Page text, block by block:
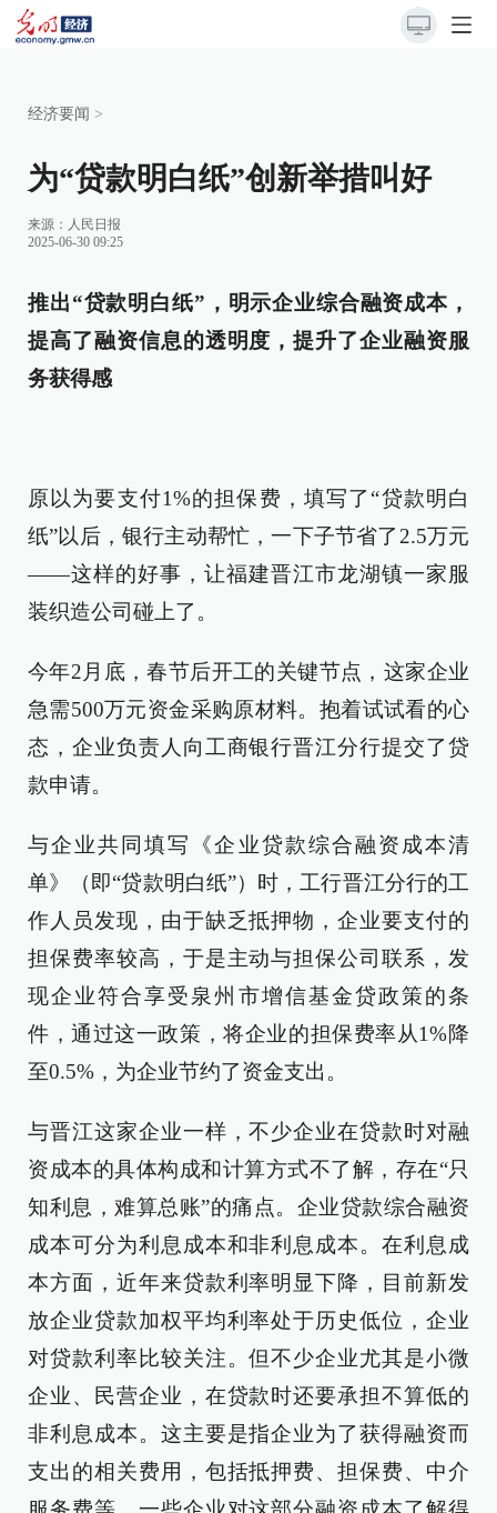
经济要闻 >
为“贷款明白纸”创新举措叫好
来源： 人民日报
2025-06-30 09:25
推出“贷款明白纸”，明示企业综合融资成本，
提高了融资信息的透明度，提升了企业融资服
务获得感
原以为要支付1%的担保费，填写了“贷款明白
纸”以后，银行主动帮忙，一下子节省了2.5万元
——这样的好事，让福建晋江市龙湖镇一家服
装织造公司碰上了。
今年2月底，春节后开工的关键节点，这家企业
急需500万元资金采购原材料。抱着试试看的心
态，企业负责人向工商银行晋江分行提交了贷
款申请。
与企业共同填写《企业贷款综合融资成本清
单》（即“贷款明白纸”）时，工行晋江分行的工
作人员发现，由于缺乏抵押物，企业要支付的
担保费率较高，于是主动与担保公司联系，发
现企业符合享受泉州市增信基金贷政策的条
件，通过这一政策，将企业的担保费率从1%降
至0.5%，为企业节约了资金支出。
与晋江这家企业一样，不少企业在贷款时对融
资成本的具体构成和计算方式不了解，存在“只
知利息，难算总账”的痛点。企业贷款综合融资
成本可分为利息成本和非利息成本。在利息成
本方面，近年来贷款利率明显下降，目前新发
放企业贷款加权平均利率处于历史低位，企业
对贷款利率比较关注。但不少企业尤其是小微
企业、民营企业，在贷款时还要承担不算低的
非利息成本。这主要是指企业为了获得融资而
支出的相关费用，包括抵押费、担保费、中介